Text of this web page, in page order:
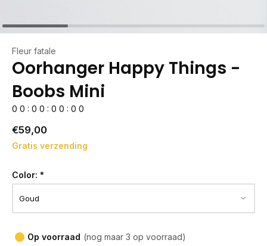
Fleur fatale
Oorhanger Happy Things -
Boobs Mini
0 0 : 0 0 : 0 0 : 0 0
€59,00
Gratis verzending
Color: *
Op voorraad (nog maar 3 op voorraad)